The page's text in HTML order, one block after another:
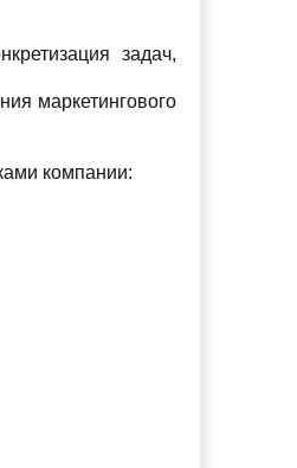
задач,
маркетингового
компании: